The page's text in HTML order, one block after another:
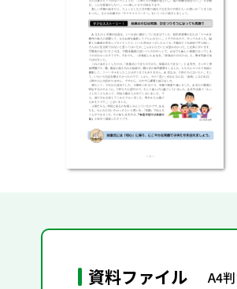
資料ファイル A4